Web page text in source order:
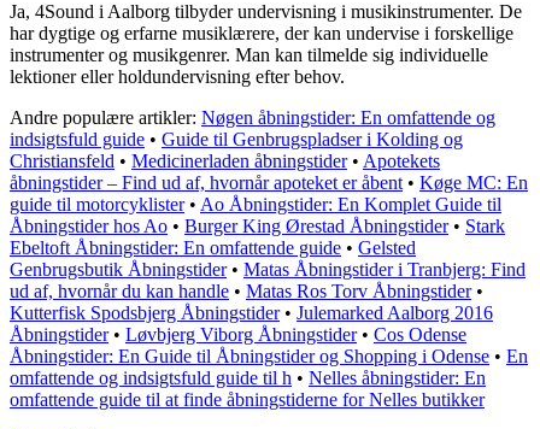
Ja, 4Sound i Aalborg tilbyder undervisning i musikinstrumenter. De
har dygtige og erfarne musiklærere, der kan undervise i forskellige
instrumenter og musikgenrer. Man kan tilmelde sig individuelle
lektioner eller holdundervisning efter behov.
Andre populære artikler: Nøgen åbningstider: En omfattende og
indsigtsfuld guide • Guide til Genbrugspladser i Kolding og
Christiansfeld • Medicinerladen åbningstider• Apotekets
åbningstider – Find ud af, hvornår apoteket er åbent • Køge MC: En
guide til motorcyklister• Ao Åbningstider: En Komplet Guide til
Åbningstider hos Ao • Burger King Ørestad Åbningstider• Stark
Ebeltoft Åbningstider: En omfattende guide • Gelsted
Genbrugsbutik Åbningstider• Matas Åbningstider i Tranbjerg: Find
ud af, hvornår du kan handle • Matas Ros Torv Åbningstider•
Kutterfisk Spodsbjerg Åbningstider• Julemarked Aalborg 2016
Åbningstider• Løvbjerg Viborg Åbningstider• Cos Odense
Åbningstider: En Guide til Åbningstider og Shopping i Odense • En
omfattende og indsigtsfuld guide til h • Nelles åbningstider: En
omfattende guide til at finde åbningstiderne for Nelles butikker